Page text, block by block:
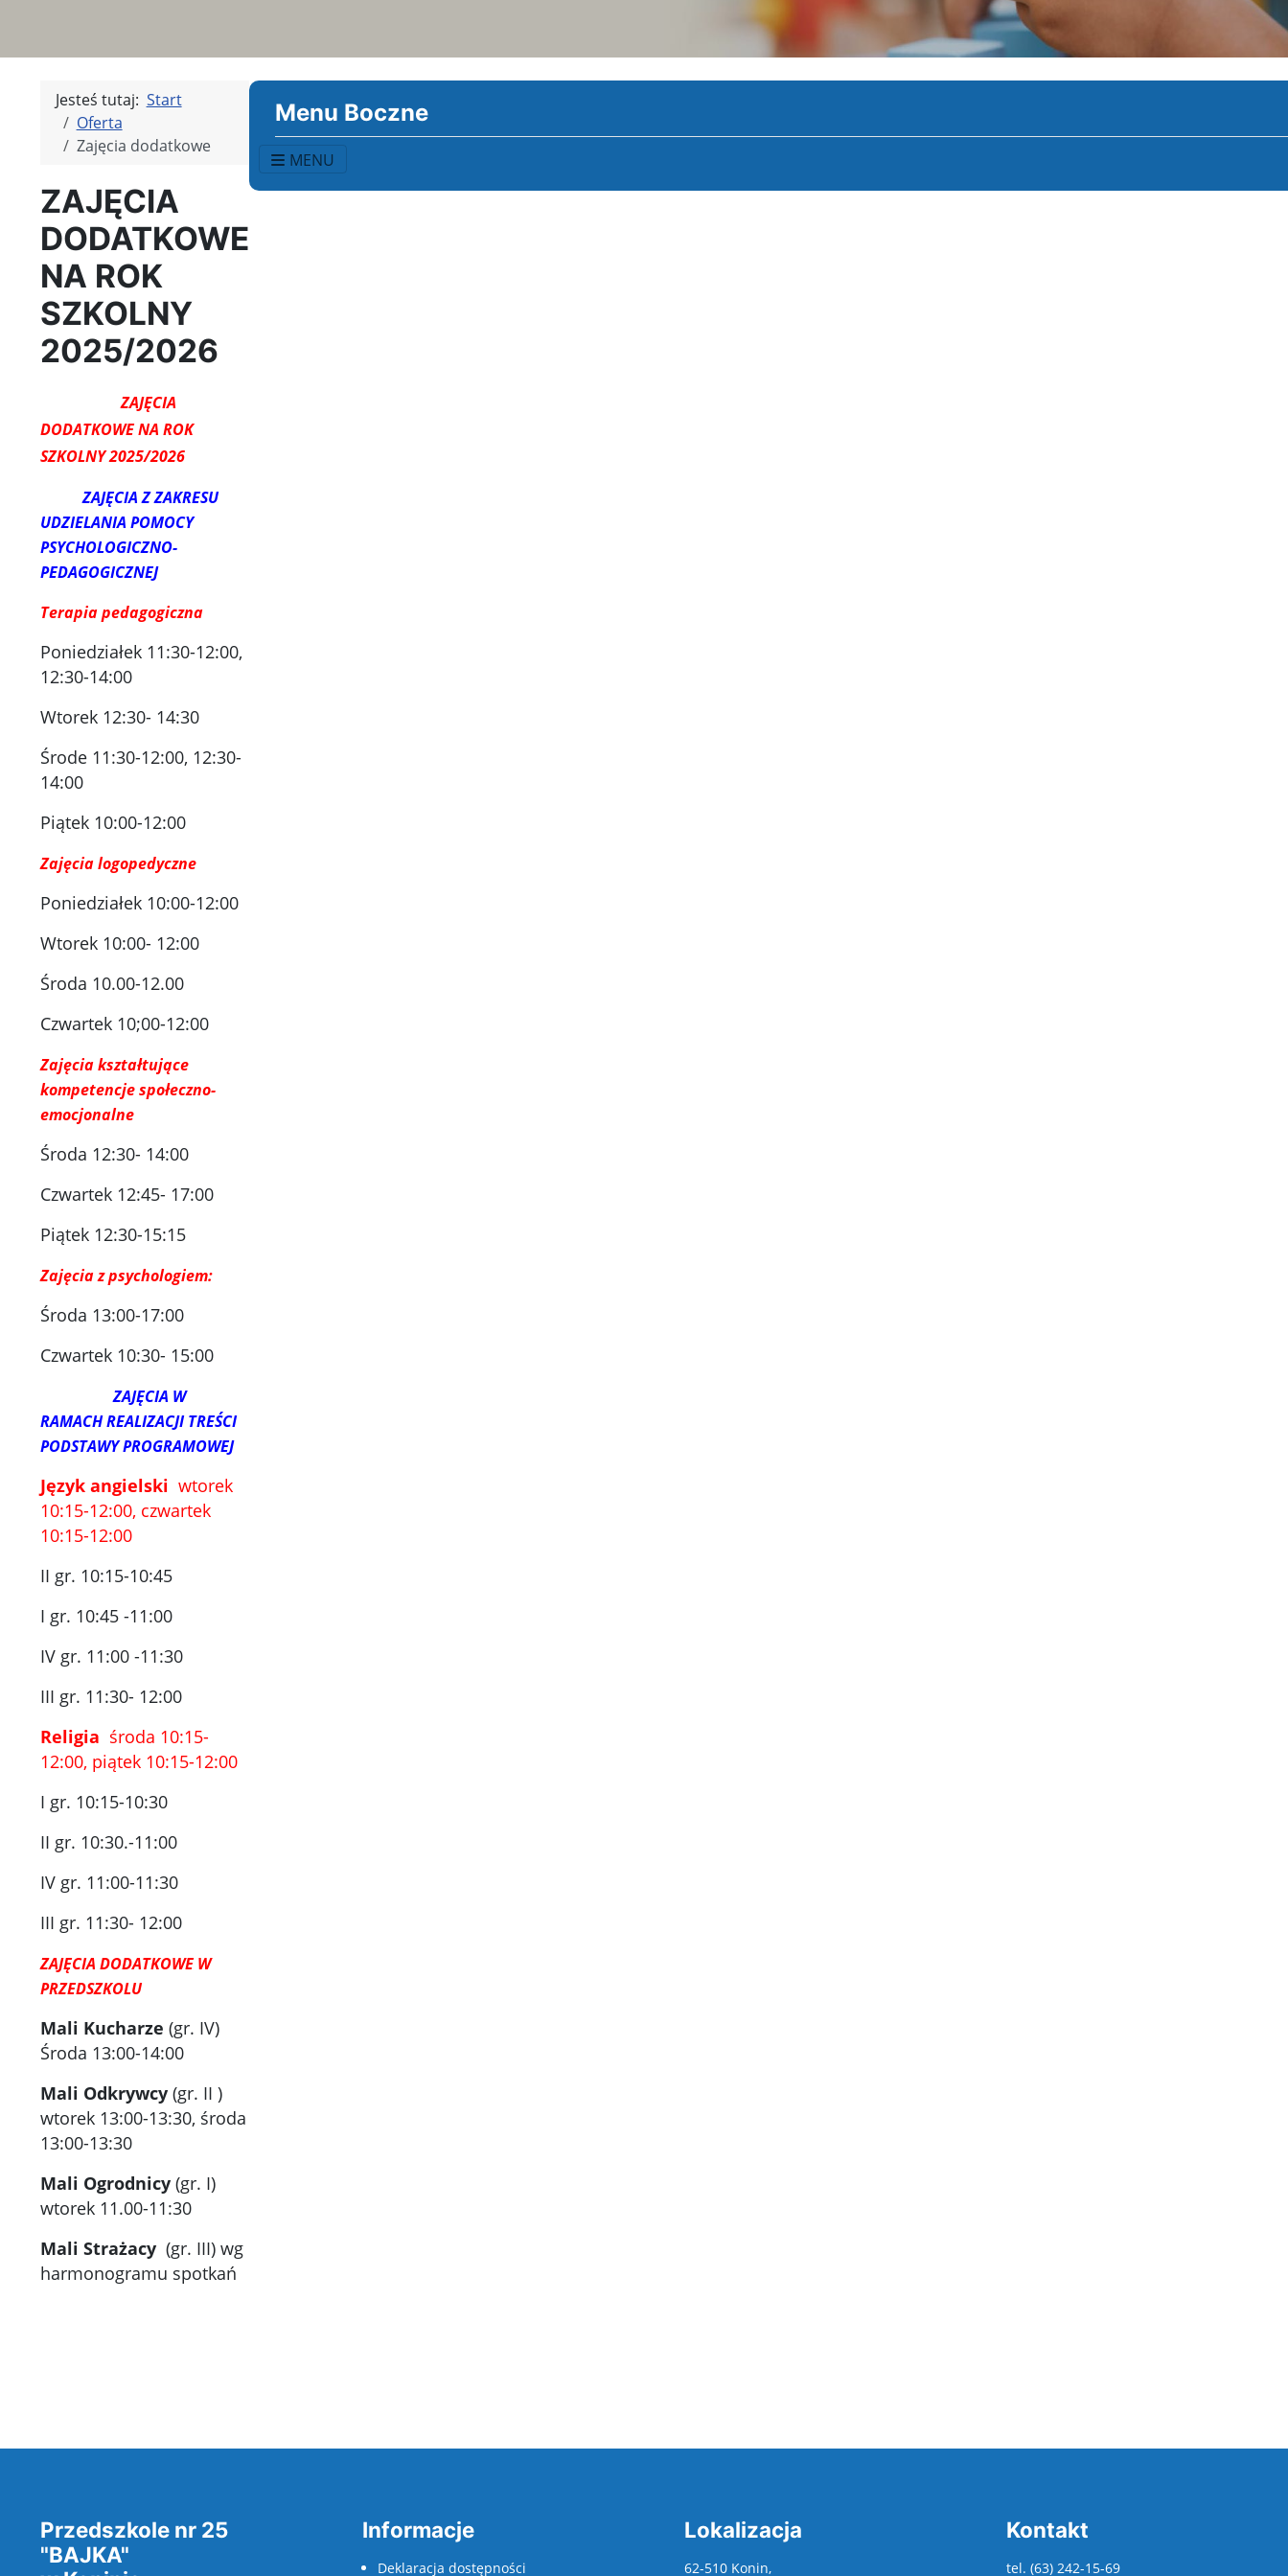
Menu Boczne
MENU
Jesteś tutaj: Start
Oferta
Zajęcia dodatkowe
ZAJĘCIA
DODATKOWE
NA ROK
SZKOLNY
2025/2026
ZAJĘCIA
DODATKOWE NA ROK
SZKOLNY 2025/2026
ZAJĘCIA Z ZAKRESU
UDZIELANIA POMOCY
PSYCHOLOGICZNO-
PEDAGOGICZNEJ
Terapia pedagogiczna
Poniedziałek 11:30-12:00,
12:30-14:00
Wtorek 12:30- 14:30
Środe 11:30-12:00, 12:30-
14:00
Piątek 10:00-12:00
Zajęcia logopedyczne
Poniedziałek 10:00-12:00
Wtorek 10:00- 12:00
Środa 10.00-12.00
Czwartek 10;00-12:00
Zajęcia kształtujące
kompetencje społeczno-
emocjonalne
Środa 12:30- 14:00
Czwartek 12:45- 17:00
Piątek 12:30-15:15
Zajęcia z psychologiem:
Środa 13:00-17:00
Czwartek 10:30- 15:00
ZAJĘCIA W
RAMACH REALIZACJI TREŚCI
PODSTAWY PROGRAMOWEJ
Język angielski wtorek
10:15-12:00, czwartek
10:15-12:00
II gr. 10:15-10:45
I gr. 10:45 -11:00
IV gr. 11:00 -11:30
III gr. 11:30- 12:00
Religia środa 10:15-
12:00, piątek 10:15-12:00
I gr. 10:15-10:30
II gr. 10:30.-11:00
IV gr. 11:00-11:30
III gr. 11:30- 12:00
ZAJĘCIA DODATKOWE W
PRZEDSZKOLU
Mali Kucharze (gr. IV)
Środa 13:00-14:00
Mali Odkrywcy(gr. II )
wtorek 13:00-13:30, środa
13:00-13:30
Mali Ogrodnicy(gr. I)
wtorek 11.00-11:30
Mali Strażacy(gr. III) wg
harmonogramu spotkań
Przedszkole nr 25
"BAJKA"
Informacje
Deklaracja dostępności
Lokalizacja
62-510 Konin,
Kontakt
tel. (63) 242-15-69